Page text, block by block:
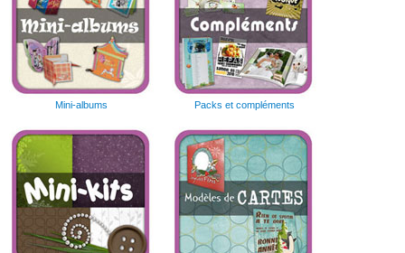
Mini-albums Packs et compléments